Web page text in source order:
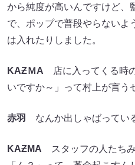
から純度が高いんですけど、
で、ポップで普段やらないよ
は入れたりしました。
KAƵＭA 店に入ってくる時
いですか～」って村上が言う
赤羽 なんか出しゃばってい
KAƵMA スタッフの人たち